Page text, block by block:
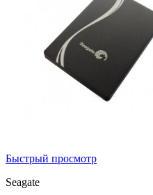
Быстрый просмотр
Seagate